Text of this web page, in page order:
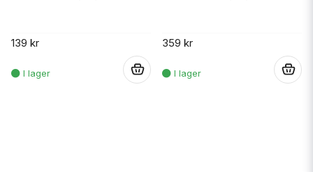
139 kr 359 kr